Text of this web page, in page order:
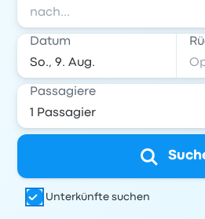
Datum
Passagiere
Unterkünfte suchen